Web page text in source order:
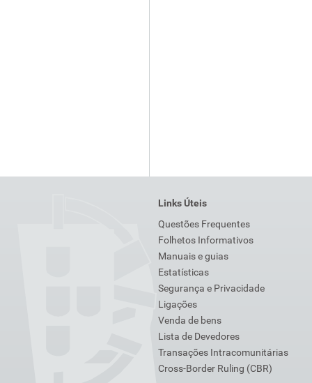
Links Úteis
Questões Frequentes
Folhetos Informativos
Manuais e guias
Estatísticas
Segurança e Privacidade
Ligações
Venda de bens
Lista de Devedores
Transações Intracomunitárias
Cross-Border Ruling (CBR)